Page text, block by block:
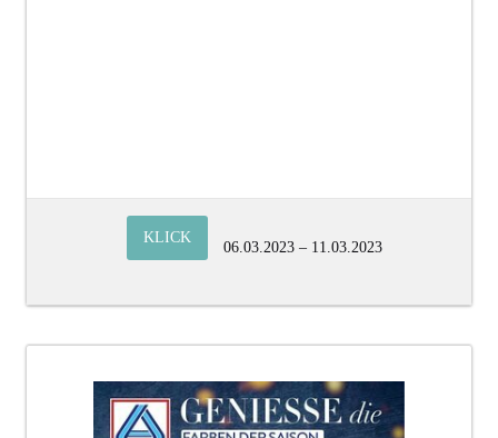
KLICK
06.03.2023 – 11.03.2023